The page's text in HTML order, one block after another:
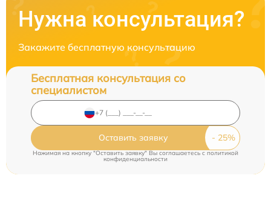
Нужна консультация?
Закажите бесплатную консультацию
Бесплатная консультация со
специалистом
Оставить заявку
Нажимая на кнопку "Оставить заявку" Вы соглашаетесь cполитикой
конфиденциальности